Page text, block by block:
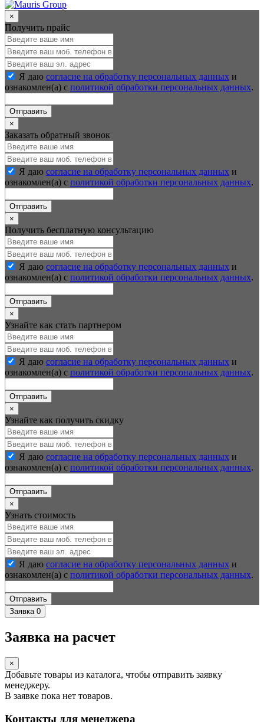
×
Получить прайс
Я даю согласие на обработку персональных данных и
ознакомлен(а) с политикой обработки персональных данных.
Отправить
×
Заказать обратный звонок
Я даю согласие на обработку персональных данных и
ознакомлен(а) с политикой обработки персональных данных.
Отправить
×
Получить бесплатную консультацию
Я даю согласие на обработку персональных данных и
ознакомлен(а) с политикой обработки персональных данных.
Отправить
×
Узнайте как стать партнером
Я даю согласие на обработку персональных данных и
ознакомлен(а) с политикой обработки персональных данных.
Отправить
×
Узнайте как получить скидку
Я даю согласие на обработку персональных данных и
ознакомлен(а) с политикой обработки персональных данных.
Отправить
×
Узнать стоимость
Я даю согласие на обработку персональных данных и
ознакомлен(а) с политикой обработки персональных данных.
Отправить
Заявка 0
Заявка на расчет
×
Добавьте товары из каталога, чтобы отправить заявку
менеджеру.
В заявке пока нет товаров.
Контакты для менеджера